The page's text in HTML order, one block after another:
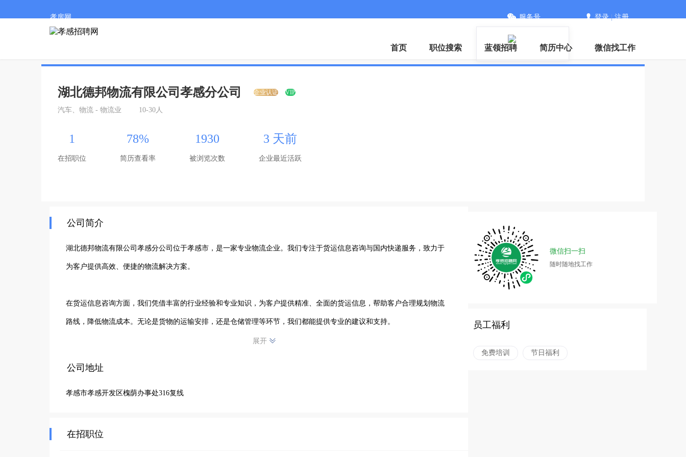
孝房网
微信
服务号 登录|注册
首页 职位搜索 蓝领招聘 简历中心 微信找工作
湖北德邦物流有限公司孝感分公司 企业认证 VIP
汽车、物流 - 物流业 10-30人
1
在招职位
78%
简历查看率
1930
被浏览次数
3 天前
企业最近活跃
公司简介
湖北德邦物流有限公司孝感分公司位于孝感市，是一家专业物流企业。我们专注于货运信息咨询与国内快递服务，致力于
为客户提供高效、便捷的物流解决方案。
在货运信息咨询方面，我们凭借丰富的行业经验和专业知识，为客户提供精准、全面的货运信息，帮助客户合理规划物流
路线，降低物流成本。无论是货物的运输安排，还是仓储管理等环节，我们都能提供专业的建议和支持。
感物流市场赢得了良好的口碑，成为众多客户值得信赖的物流合作伙伴，我们将继续努力，为客户提供更优质、更高效的
展开
公司地址
孝感市孝感开发区槐荫办事处316复线
在招职位
微信扫一扫
随时随地找工作
员工福利
免费培训 节日福利